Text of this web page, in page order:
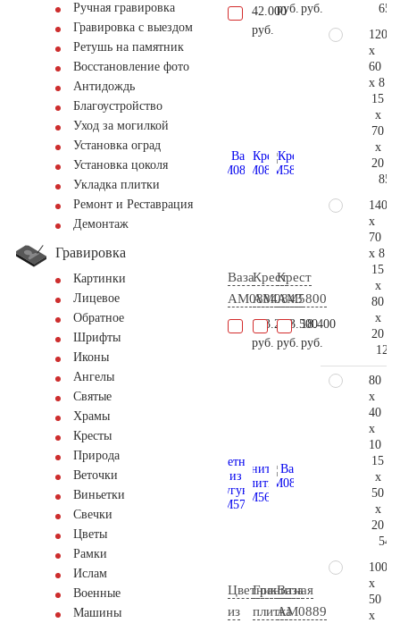
Ручная гравировка
Гравировка с выездом
Ретушь на памятник
Восстановление фото
Антидождь
Благоустройство
Уход за могилкой
Установка оград
Установка цоколя
Укладка плитки
Ремонт и Реставрация
Демонтаж
Гравировка
Картинки
Лицевое
Обратное
Шрифты
Иконы
Ангелы
Святые
Храмы
Кресты
Природа
Веточки
Виньетки
Свечки
Цветы
Рамки
Ислам
Военные
Машины
42.000
руб.
руб. руб.
Ваза
AM0884
103.200
руб.
Крест
AM0843
103.500
руб.
Крест
AM5800
18.400
руб.
Цветник
из
Гранитная
плитка
Ваза
AM0889
120
x
60
x 8
15
x
70
x
20
140
x
70
x 8
15
x
80
x
20
80
x
40
x
10
15
x
50
x
20
100
x
50
x